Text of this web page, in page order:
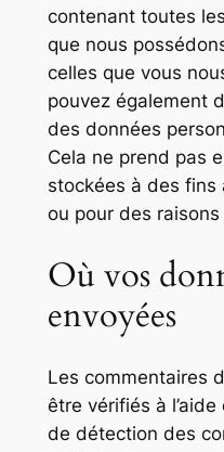
contenant toutes
que nous
celles que vous
pouvez également
des données
Cela ne prend pas
stockées à des fins
ou pour des
Où vos
envoyées
Les commentaires
être vérifiés à l’aide
de détection des